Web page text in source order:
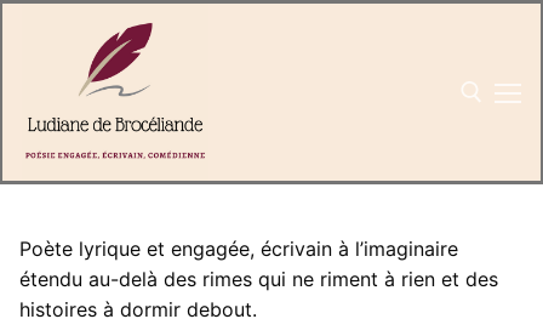
Rechercher
Poète lyrique et engagée, écrivain à l’imaginaire
étendu au-delà des rimes qui ne riment à rien et des
histoires à dormir debout.